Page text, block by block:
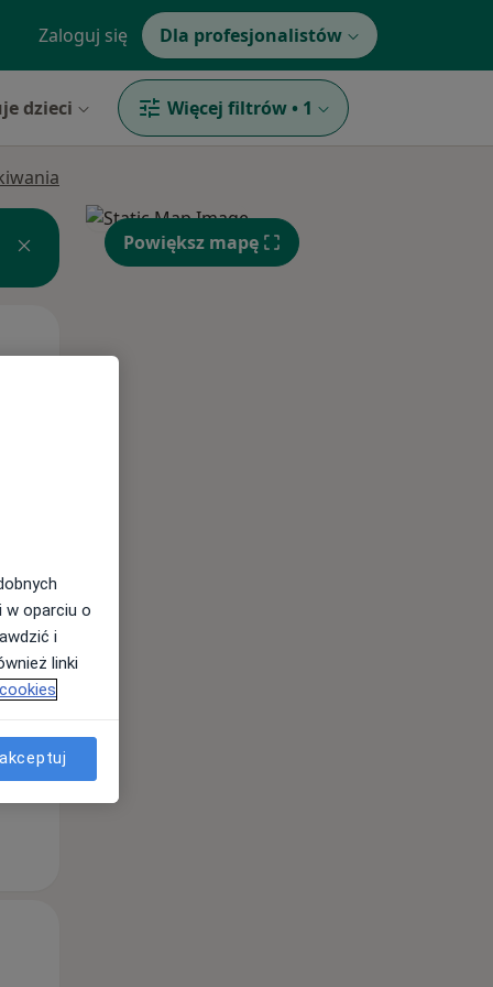
Zaloguj się Dla profesjonalistów
dzieci Więcej filtrów • 1
10 Sie
Pon,
10 Sie
Powiększ mapę
w oparciu o
i
linki